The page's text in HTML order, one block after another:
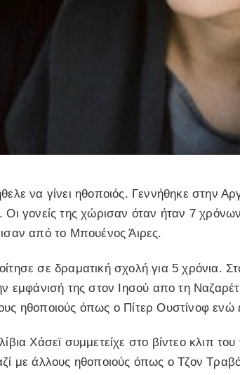
να γίνει ηθοποιός. Γεννήθηκε στην
γονείς της χώρισαν όταν ήταν 7
από το Μπουένος Άιρες.
σε δραματική σχολή για 5 χρόνια.
εμφάνισή της στον Ιησού απο τη
ηθοποιούς όπως ο Πίτερ Ουστίνοφ ενώ
Χάσεϊ συμμετείχε στο βίντεο κλιπ
με άλλους ηθοποιούς όπως ο Τζον